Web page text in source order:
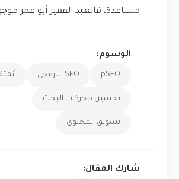
مساعدة، فالعبد الفقير أبو عمر
الوسوم:
pSEO SEO البرمجي أتمتة
تحسين محركات البحث
تسويق المحتوى
شارك المقال: